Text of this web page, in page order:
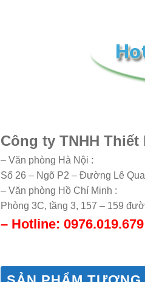
Công ty TNHH
– Văn phòng Hà Nội :
Số 26 – Ngõ P2 – Đường Lê
– Văn phòng Hồ Chí Minh :
Phòng 3C, tầng 3, 157 – 159
– Hotline: 0976.019.679